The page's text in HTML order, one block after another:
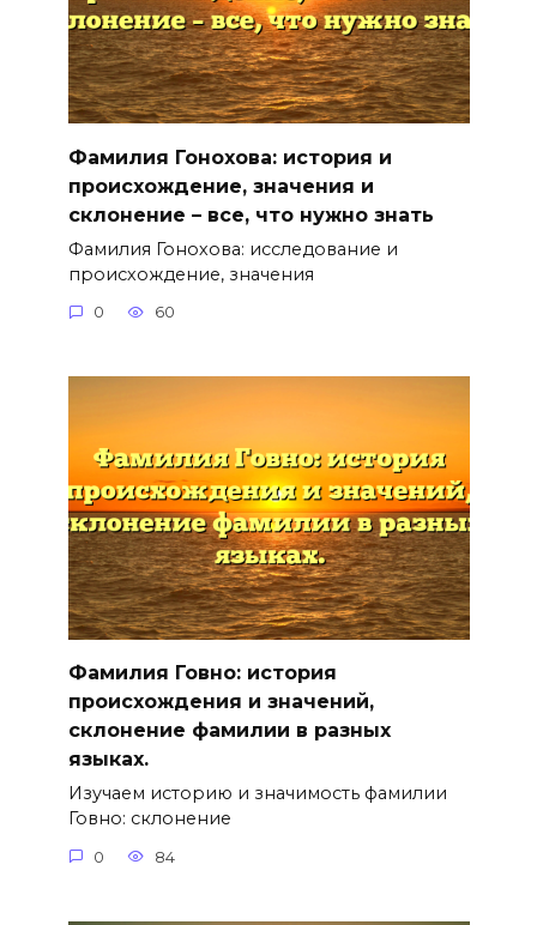
Фамилия Гонохова: история и
происхождение, значения и
склонение – все, что нужно знать
Фамилия Гонохова: исследование и
происхождение, значения
0 60
Фамилия Говно: история
происхождения и значений,
склонение фамилии в разных
языках.
Изучаем историю и значимость фамилии
Говно: склонение
0 84